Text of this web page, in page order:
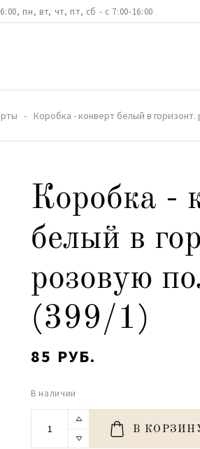
пн, вт, чт, пт, сб - с 7:00-16:00
Коробка - конверт белый в
Коробка -
белый в
розовую
(399/1)
85 РУБ.
В наличии
В